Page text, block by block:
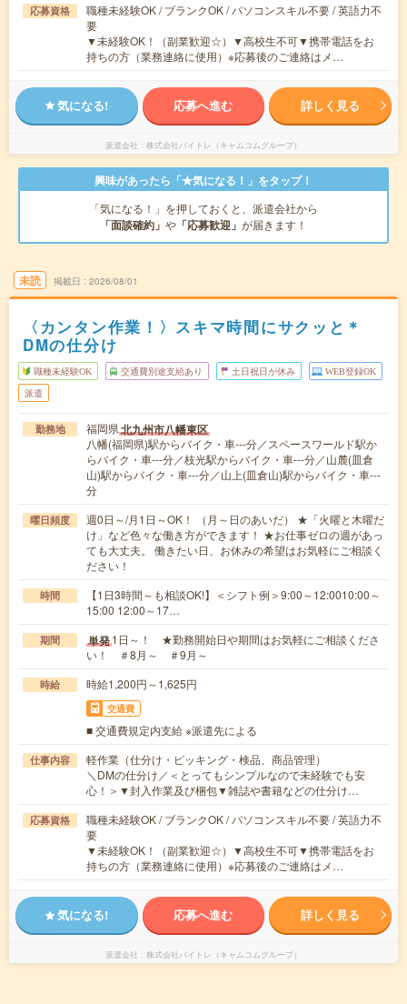
応募資格
職種未経験OK / ブランクOK / パソコンスキル不要 / 英語力不
要
▼未経験OK！（副業歓迎☆）▼高校生不可▼携帯電話をお
持ちの方（業務連絡に使用）※応募後のご連絡はメ…
気になる! 応募へ進む 詳しく見る
派遣会社 株式会社バイトレ（キャムコムグループ）
興味があったら「★気になる！」をタップ！
「気になる！」を押しておくと、派遣会社から
「面談確約」 や 「応募歓迎」 が届きます！
未読 掲載日 2026/08/01
〈カンタン作業！〉スキマ時間にサクッと＊
DMの仕分け
職種未経験OK 交通費別途支給あり 土日祝日が休み WEB登録OK
派遣
勤務地 福岡県北九州市八幡東区
八幡(福岡県)駅からバイク・車---分／スペースワールド駅か
らバイク・車---分／枝光駅からバイク・車---分／山麓(皿倉
山)駅からバイク・車---分／山上(皿倉山)駅からバイク・車---
分
曜日頻度
週0日～/月1日～OK！ （月～日のあいだ） ★「火曜と木曜だ
け」など色々な働き方ができます！ ★お仕事ゼロの週があっ
ても大丈夫。 働きたい日、お休みの希望はお気軽にご相談く
ださい！
時間
【1日3時間～も相談OK!】＜シフト例＞9:00～12:0010:00～
15:00 12:00～17…
期間 単発1日～！ ★勤務開始日や期間はお気軽にご相談くださ
い！ ＃8月～ ＃9月～
時給 時給1,200円～1,625円
交通費
■ 交通費規定内支給 ※派遣先による
仕事内容
軽作業（仕分け・ピッキング・検品、商品管理）
＼DMの仕分け／＜とってもシンプルなので未経験でも安
心！＞▼封入作業及び梱包▼雑誌や書籍などの仕分け…
応募資格
職種未経験OK / ブランクOK / パソコンスキル不要 / 英語力不
要
▼未経験OK！（副業歓迎☆）▼高校生不可▼携帯電話をお
持ちの方（業務連絡に使用）※応募後のご連絡はメ…
気になる! 応募へ進む 詳しく見る
派遣会社 株式会社バイトレ（キャムコムグループ）